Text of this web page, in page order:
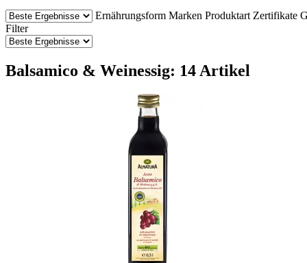
Ernährungsform Marken Produktart Zertifikate
Filter
Balsamico & Weinessig: 14 Artikel